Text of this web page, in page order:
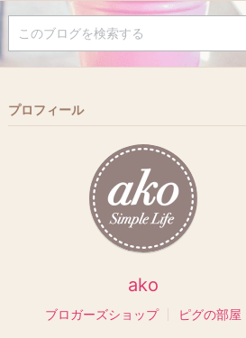
プロフィール
ako
ブロガーズショップ ピグの部屋